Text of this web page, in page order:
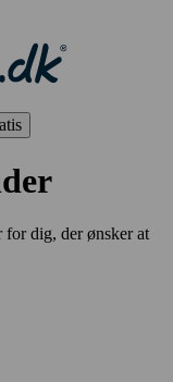
dig, der ønsker at